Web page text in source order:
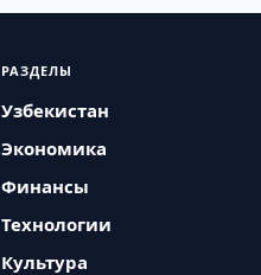
РАЗДЕЛЫ
Узбекистан
Экономика
Финансы
Технологии
Культура